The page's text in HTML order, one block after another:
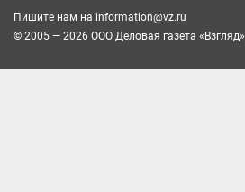
Пишите нам на information@vz.ru
© 2005 — 2026 ООО Деловая газета «Взгляд»